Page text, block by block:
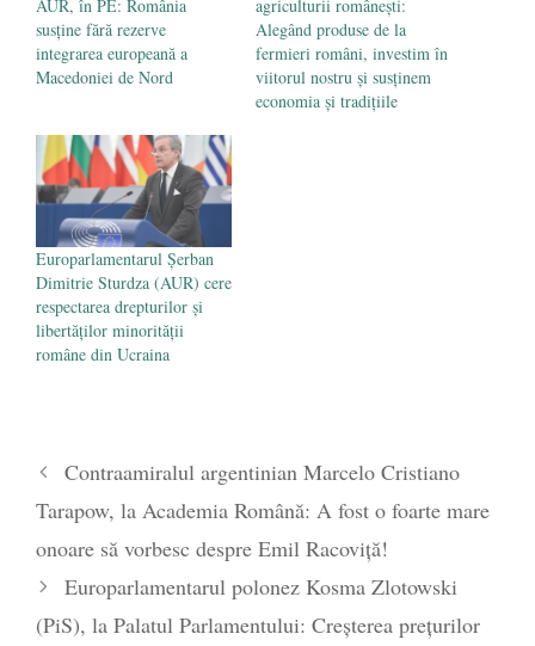
AUR, în PE: România
susține fără rezerve
integrarea europeană a
Macedoniei de Nord
agriculturii românești:
Alegând produse de la
fermieri români, investim în
viitorul nostru și susținem
economia și tradițiile
Europarlamentarul Șerban
Dimitrie Sturdza (AUR) cere
respectarea drepturilor și
libertăților minorității
române din Ucraina
Contraamiralul argentinian Marcelo Cristiano
Tarapow, la Academia Română: A fost o foarte mare
onoare să vorbesc despre Emil Racoviță!
Europarlamentarul polonez Kosma Zlotowski
(PiS), la Palatul Parlamentului: Creșterea prețurilor